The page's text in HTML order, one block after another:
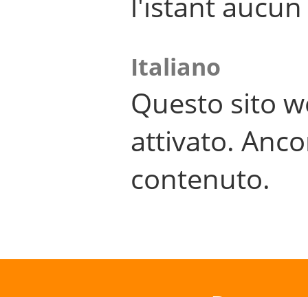
Italiano
Questo sito
attivato.
contenuto.